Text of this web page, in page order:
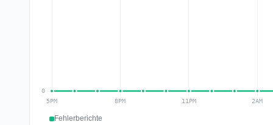
Fehlerberichte